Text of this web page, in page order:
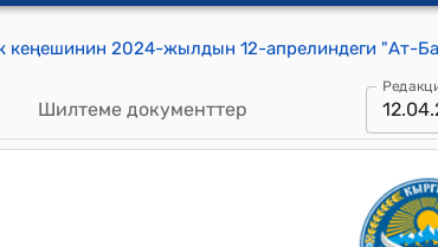
Шилтеме документтер